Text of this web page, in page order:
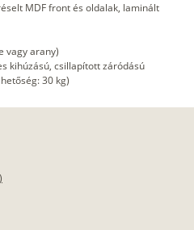
MDF front és oldalak, laminált
vagy arany)
kihúzású, csillapított záródású
30 kg)